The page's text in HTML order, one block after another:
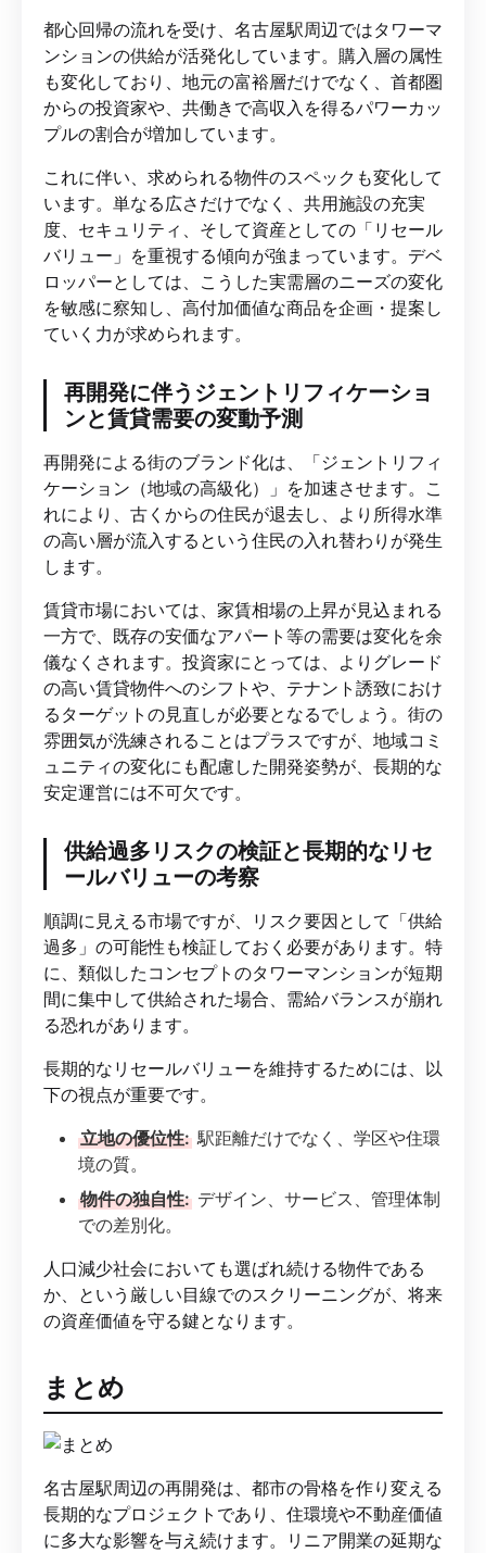
都心回帰の流れを受け、名古屋駅周辺ではタワーマ
ンションの供給が活発化しています。購入層の属性
も変化しており、地元の富裕層だけでなく、首都圏
からの投資家や、共働きで高収入を得るパワーカッ
プルの割合が増加しています。
これに伴い、求められる物件のスペックも変化して
います。単なる広さだけでなく、共用施設の充実
度、セキュリティ、そして資産としての「リセール
バリュー」を重視する傾向が強まっています。デベ
ロッパーとしては、こうした実需層のニーズの変化
を敏感に察知し、高付加価値な商品を企画・提案し
ていく力が求められます。
再開発に伴うジェントリフィケーショ
ンと賃貸需要の変動予測
再開発による街のブランド化は、「ジェントリフィ
ケーション（地域の高級化）」を加速させます。こ
れにより、古くからの住民が退去し、より所得水準
の高い層が流入するという住民の入れ替わりが発生
します。
賃貸市場においては、家賃相場の上昇が見込まれる
一方で、既存の安価なアパート等の需要は変化を余
儀なくされます。投資家にとっては、よりグレード
の高い賃貸物件へのシフトや、テナント誘致におけ
るターゲットの見直しが必要となるでしょう。街の
雰囲気が洗練されることはプラスですが、地域コミ
ュニティの変化にも配慮した開発姿勢が、長期的な
安定運営には不可欠です。
供給過多リスクの検証と長期的なリセ
ールバリューの考察
順調に見える市場ですが、リスク要因として「供給
過多」の可能性も検証しておく必要があります。特
に、類似したコンセプトのタワーマンションが短期
間に集中して供給された場合、需給バランスが崩れ
る恐れがあります。
長期的なリセールバリューを維持するためには、以
下の視点が重要です。
立地の優位性: 駅距離だけでなく、学区や住環
境の質。
物件の独自性: デザイン、サービス、管理体制
での差別化。
人口減少社会においても選ばれ続ける物件である
か、という厳しい目線でのスクリーニングが、将来
の資産価値を守る鍵となります。
まとめ
名古屋駅周辺の再開発は、都市の骨格を作り変える
長期的なプロジェクトであり、住環境や不動産価値
に多大な影響を与え続けます。リニア開業の延期な